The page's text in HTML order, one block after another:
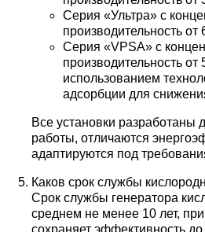
Серия «Ультра» с
производительность от
Серия «VPSA» с
производительность от
использованием
адсорбции для
Все установки разработаны
работы, отличаются
адаптируются под
Каков срок службы
Срок службы генератора
среднем не менее 10 лет,